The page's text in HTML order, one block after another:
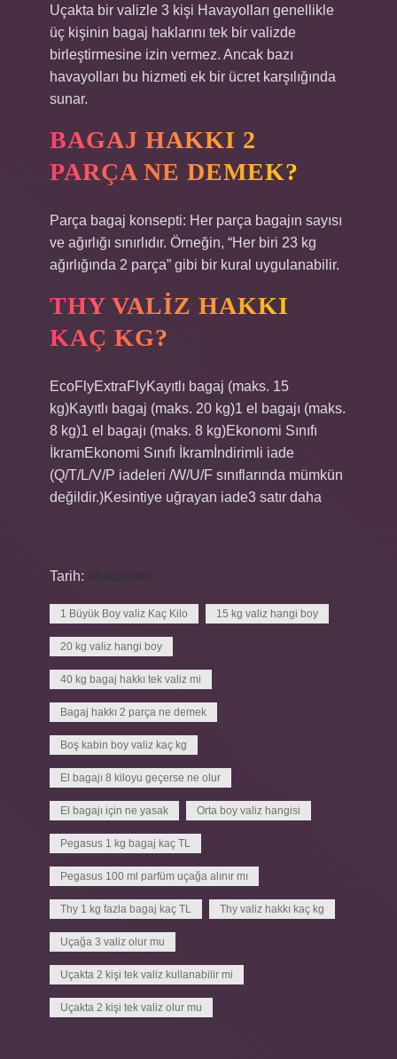
Uçakta bir valizle 3 kişi Havayolları genellikle
üç kişinin bagaj haklarını tek bir valizde
birleştirmesine izin vermez. Ancak bazı
havayolları bu hizmeti ek bir ücret karşılığında
sunar.
BAGAJ HAKKI 2
PARÇA NE DEMEK?
Parça bagaj konsepti: Her parça bagajın sayısı
ve ağırlığı sınırlıdır. Örneğin, “Her biri 23 kg
ağırlığında 2 parça” gibi bir kural uygulanabilir.
THY VALIZ HAKKI
KAÇ KG?
EcoFlyExtraFlyKayıtlı bagaj (maks. 15
kg)Kayıtlı bagaj (maks. 20 kg)1 el bagajı (maks.
8 kg)1 el bagajı (maks. 8 kg)Ekonomi Sınıfı
İkramEkonomi Sınıfı İkramİndirimli iade
(Q/T/L/V/P iadeleri /W/U/F sınıflarında mümkün
değildir.)Kesintiye uğrayan iade3 satır daha
Tarih:
1 Büyük Boy valiz Kaç Kilo 15 kg valiz hangi boy
20 kg valiz hangi boy
40 kg bagaj hakkı tek valiz mi
Bagaj hakkı 2 parça ne demek
Boş kabin boy valiz kaç kg
El bagajı 8 kiloyu geçerse ne olur
El bagajı için ne yasak Orta boy valiz hangisi
Pegasus 1 kg bagaj kaç TL
Pegasus 100 ml parfüm uçağa alınır mı
Thy 1 kg fazla bagaj kaç TL Thy valiz hakkı kaç kg
Uçağa 3 valiz olur mu
Uçakta 2 kişi tek valiz kullanabilir mi
Uçakta 2 kişi tek valiz olur mu